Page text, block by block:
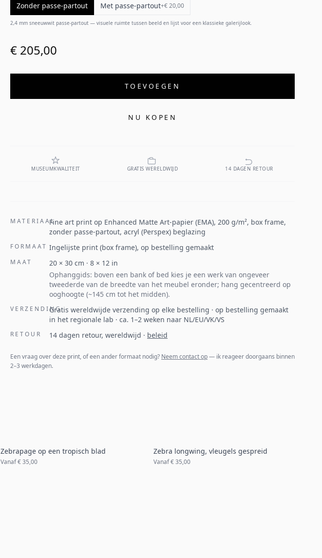
Zonder passe-partout Met passe-partout+€ 20,00
2,4 mm sneeuwwit passe-partout — visuele ruimte tussen beeld en lijst voor een klassieke galerijlook.
€ 205,00
TOEVOEGEN
NU KOPEN
MUSEUMKWALITEIT GRATIS WERELDWIJD 14 DAGEN RETOUR
MATERIAALFine art print op Enhanced Matte Art-papier (EMA), 200 g/m², box frame,
zonder passe-partout, acryl (Perspex) beglazing
FORMAAT Ingelijste print (box frame), op bestelling gemaakt
MAAT 20 × 30 cm · 8 × 12 in
Ophanggids: boven een bank of bed kies je een werk van ongeveer
tweederde van de breedte van het meubel eronder; hang gecentreerd op
ooghoogte (~145 cm tot het midden).
VERZENDINGGratis wereldwijde verzending op elke bestelling · op bestelling gemaakt
in het regionale lab · ca. 1–2 weken naar NL/EU/VK/VS
RETOUR 14 dagen retour, wereldwijd · beleid
Een vraag over deze print, of een ander formaat nodig? Neem contact op— ik reageer doorgaans binnen
2–3 werkdagen.
Zebrapage op een tropisch blad
Vanaf€ 35,00
Zebra longwing, vleugels gespreid
Vanaf€ 35,00